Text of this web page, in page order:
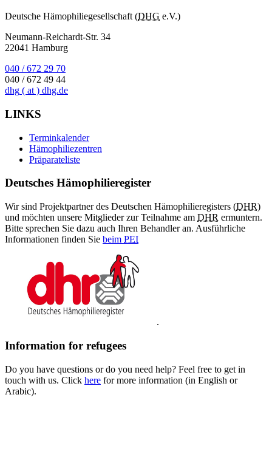
Deutsche Hämophiliegesellschaft (DHG e.V.)
Neumann-Reichardt-Str. 34
22041 Hamburg
040 / 672 29 70
040 / 672 49 44
dhg ( at ) dhg.de
LINKS
Terminkalender
Hämophiliezentren
Präparateliste
Deutsches Hämophilieregister
Wir sind Projektpartner des Deutschen Hämophilieregisters (DHR)
und möchten unsere Mitglieder zur Teilnahme am DHR ermuntern.
Bitte sprechen Sie dazu auch Ihren Behandler an. Ausführliche
Informationen finden Sie beim PEI
.
Information for refugees
Do you have questions or do you need help? Feel free to get in
touch with us. Click here for more information (in English or
Arabic).